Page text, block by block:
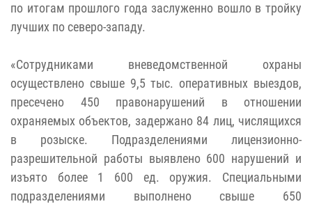
по итогам прошлого года заслуженно вошло в тройку
лучших по северо-западу.
«Сотрудниками вневедомственной охраны
осуществлено свыше 9,5 тыс. оперативных выездов,
пресечено 450 правонарушений в отношении
охраняемых объектов, задержано 84 лиц, числящихся
в розыске. Подразделениями лицензионно-
разрешительной работы выявлено 600 нарушений и
изъято более 1 600 ед. оружия. Специальными
подразделениями выполнено свыше 650